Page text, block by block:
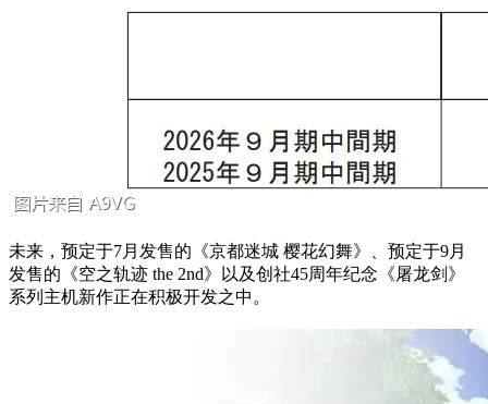
未来，预定于7月发售的《京都迷城 樱花幻舞》、预定于9月
发售的《空之轨迹 the 2nd》以及创社45周年纪念《屠龙剑》
系列主机新作正在积极开发之中。